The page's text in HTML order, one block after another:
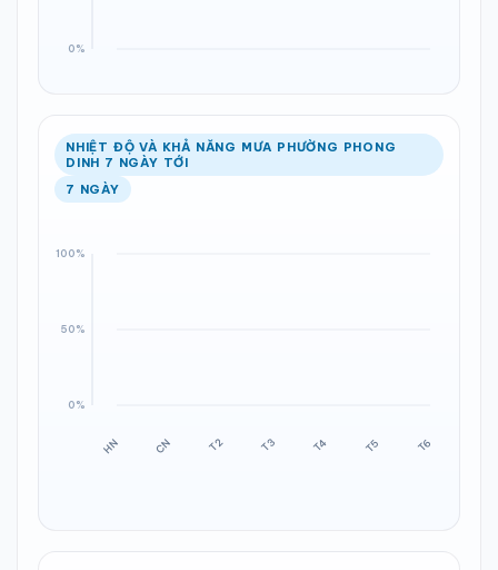
NHIỆT ĐỘ VÀ KHẢ NĂNG MƯA PHƯỜNG PHONG
DINH 7 NGÀY TỚI
7 NGÀY